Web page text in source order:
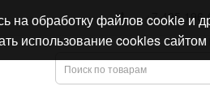
+7 495
обработку файлов cookie и
использование cookies